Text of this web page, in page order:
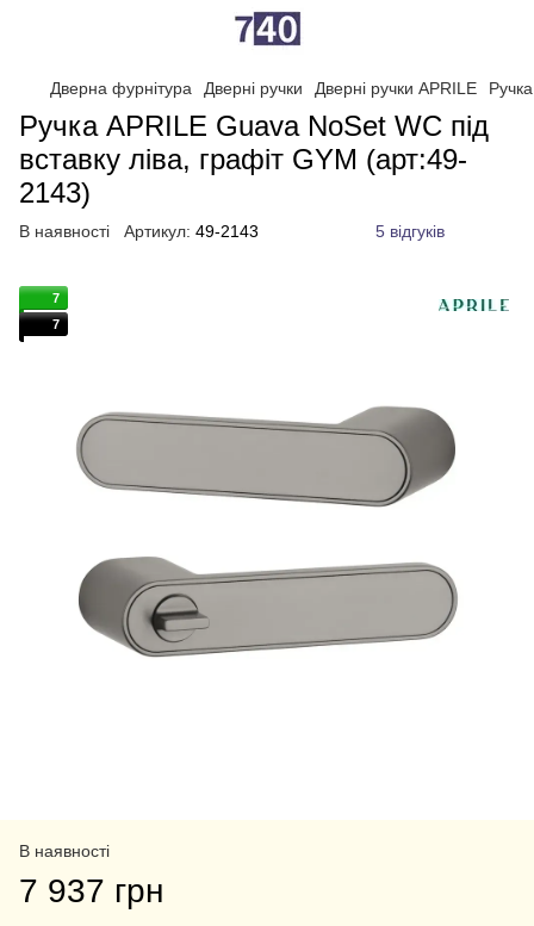
Дверна фурнітура Дверні ручки Дверні ручки APRILE
Ручка APRILE Guava NoSet WC під
вставку ліва, графіт GYM (арт:49-
2143)
В наявності Артикул: 49-2143 5 відгуків
7
7
В наявності
7 937 грн